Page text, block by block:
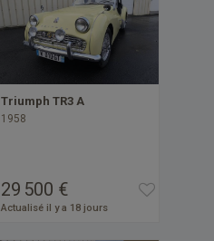
Triumph TR3 A
1958
29 500 €
Actualisé il y a 18 jours